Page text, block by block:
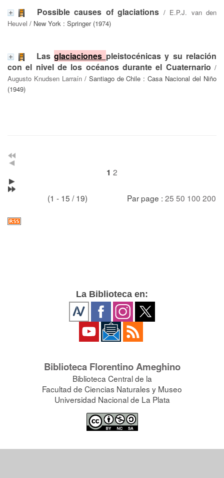
Possible causes of glaciations / E.P.J. van den
Heuvel / New York : Springer (1974)
Las glaciaciones pleistocénicas y su relación
con el nivel de los océanos durante el Cuaternario /
Augusto Knudsen Larraín/ Santiago de Chile : Casa Nacional del Niño
(1949)
1 2
(1 - 15 / 19) Par page : 25 50 100 200
La Biblioteca en:
Biblioteca Florentino Ameghino
Biblioteca Central de la
Facultad de Ciencias Naturales y Museo
Universidad Nacional de La Plata